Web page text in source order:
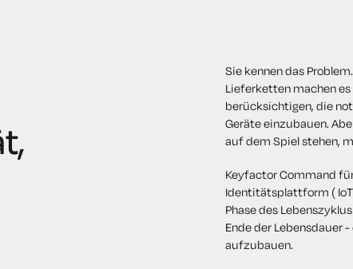
Sie kennen das
Lieferketten machen
berücksichtigen, die
Geräte einzubauen.
auf dem Spiel stehen,
Keyfactor Command
Identitätsplattform (
Phase des
Ende der Lebensdauer
aufzubauen.